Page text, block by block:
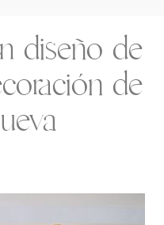
diseño de
de